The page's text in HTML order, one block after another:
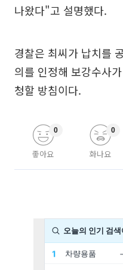
나왔다"고 설명했다.
경찰은 최씨가 납치를
의를 인정해 보강수사
청할 방침이다.
좋아요
0
화나요
0